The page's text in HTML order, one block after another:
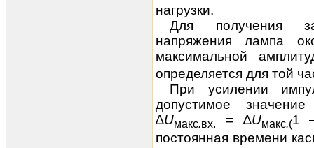
нагрузки.
Для получения
напряжения лампа
максимальной
определяется для той
При усилении
допустимое
∆Uмакс.вх. = ∆Uмакс.(1
постоянная времени